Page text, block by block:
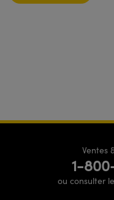
Ventes
1-
ou consulter